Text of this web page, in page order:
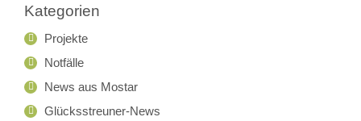
Kategorien
Projekte
Notfälle
News aus Mostar
Glücksstreuner-News